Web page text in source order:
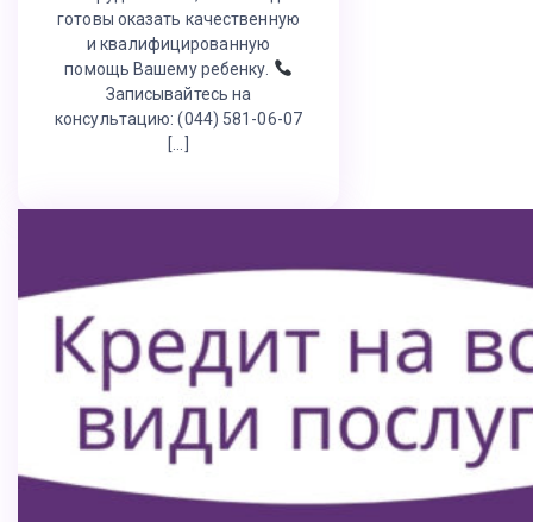
готовы оказать качественную
и квалифицированную
помощь Вашему ребенку.
Записывайтесь на
консультацию: (044) 581-06-07
[…]